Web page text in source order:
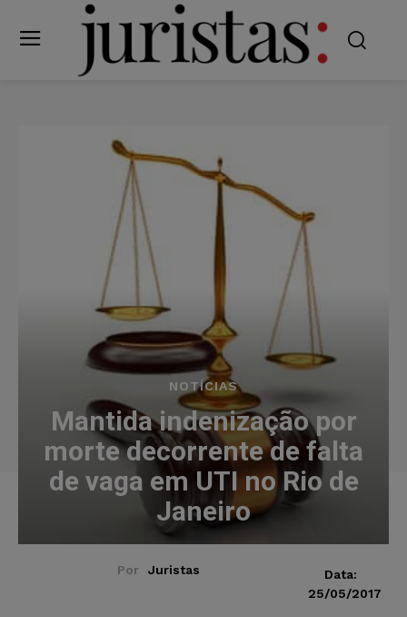
NOTÍCIAS
Mantida indenização por
morte decorrente de falta
de vaga em UTI no Rio de
Janeiro
Por Juristas
Data:
25/05/2017